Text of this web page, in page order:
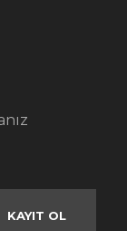
KAYIT OL